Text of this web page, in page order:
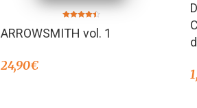
4.40
de 5
ARROWSMITH vol. 1
24,90€